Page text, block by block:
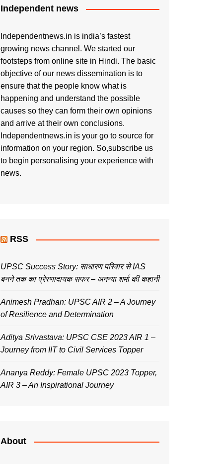
Independent news
Independentnews.in is india’s fastest
growing news channel. We started our
footsteps from online site in Hindi. The basic
objective of our news dissemination is to
ensure that the people know what is
happening and understand the possible
causes so they can form their own opinions
and arrive at their own conclusions.
Independentnews.in is your go to source for
information on your region. So,subscribe us
to begin personalising your experience with
news.
RSS
UPSC Success Story: साधारण परिवार से IAS
बनने तक का प्रेरणादायक सफर – अनन्या शर्मा की कहानी
Animesh Pradhan: UPSC AIR 2 – A Journey
of Resilience and Determination
Aditya Srivastava: UPSC CSE 2023 AIR 1 –
Journey from IIT to Civil Services Topper
Ananya Reddy: Female UPSC 2023 Topper,
AIR 3 – An Inspirational Journey
About